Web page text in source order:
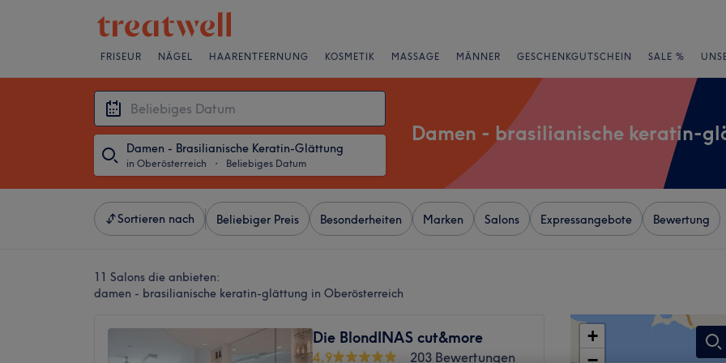
FRISEUR NÄGEL HAARENTFERNUNG KOSMETIK MASSAGE MÄNNER GESCHENKGUTSCHEIN SALE %
Damen - Brasilianische Keratin-Glättung
in Oberösterreich ・ Beliebiges Datum
Damen - brasilianische keratin-
Sortieren nach Beliebiger Preis Besonderheiten Marken Salons Expressangebote Bewertung
11 Salons die anbieten:
damen - brasilianische keratin-glättung in Oberösterreich
Die BlondINAS cut&more
4,9
203 Bewertungen
+